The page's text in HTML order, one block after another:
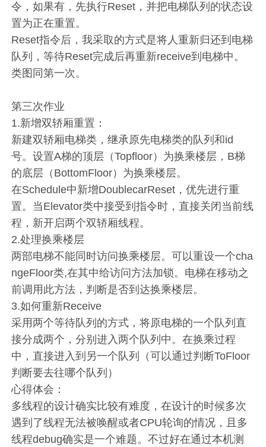
令，如果有，先执行Reset，并把电梯队列的状态设
置为正在重置。
Reset指令后，我采取的方式是将人重新归还到电梯
队列，等待Reset完成后再重新receive到电梯中。
类图同第一次。
第三次作业
1.新增双轿厢重置：
新建双轿厢电梯类，继承原先电梯类的队列和id
号。设置A梯的顶层（Topfloor）为换乘楼层，B梯
的底层（BottomFloor）为换乘楼层。
在Schedule中新增DoublecarReset，优先进行重
置。当Elevator类中接受到指令时，直接关闭当前线
程，新开启两个双轿厢线程。
2.处理换乘楼层
两部电梯不能同时访问换乘楼层。可以重设一个cha
ngeFloor类,在其中给访问方法加锁。电梯在移动之
前调用此方法，判断是否到达换乘楼层。
3.如何重新Receive
采用两个等待队列的方式，将原电梯的一个队列直
接分成两个，分别进入两个队列中。在换乘过程
中，直接进入到另一个队列（可以通过判断ToFloor
判断要去往哪个队列）
心得体会：
多线程的设计确实比较有难度，在设计的时候多次
遇到了线程无法被唤醒或者CPU轮询的情况，且多
线程debug确实是一个难题。不过好在通过本机测